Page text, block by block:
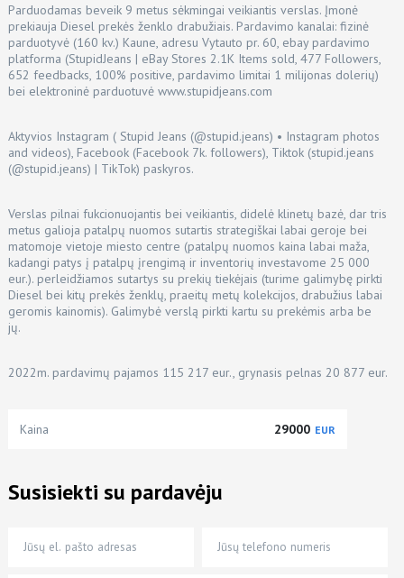
Parduodamas beveik 9 metus sėkmingai veikiantis verslas. Įmonė
prekiauja Diesel prekės ženklo drabužiais. Pardavimo kanalai: fizinė
parduotyvė (160 kv.) Kaune, adresu Vytauto pr. 60, ebay pardavimo
platforma (StupidJeans | eBay Stores 2.1K Items sold, 477 Followers,
652 feedbacks, 100% positive, pardavimo limitai 1 milijonas dolerių)
bei elektroninė parduotuvė www.stupidjeans.com
Aktyvios Instagram ( Stupid Jeans (@stupid.jeans) • Instagram photos
and videos), Facebook (Facebook7k. followers), Tiktok (stupid.jeans
(@stupid.jeans) | TikTok) paskyros.
Verslas pilnai fukcionuojantis bei veikiantis, didelė klinetų bazė, dar tris
metus galioja patalpų nuomos sutartis strategiškai labai geroje bei
matomoje vietoje miesto centre (patalpų nuomos kaina labai maža,
kadangi patys į patalpų įrengimą ir inventorių investavome 25 000
eur.). perleidžiamos sutartys su prekių tiekėjais (turime galimybę pirkti
Diesel bei kitų prekės ženklų, praeitų metų kolekcijos, drabužius labai
geromis kainomis). Galimybė verslą pirkti kartu su prekėmis arba be
jų.
2022m. pardavimų pajamos 115 217 eur., grynasis pelnas 20 877 eur.
Kaina 29000 EUR
Susisiekti su pardavėju